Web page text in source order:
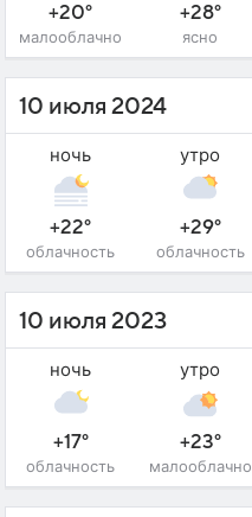
+20°
малооблачно
+28°
ясно
10 июля 2024
ночь
+22°
облачность
утро
+29°
облачность
10 июля 2023
ночь
+17°
облачность
утро
+23°
малооблачно